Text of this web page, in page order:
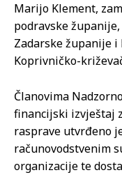
Marijo Klement,
podravske
Zadarske županije
Koprivničko-
Članovima
financijski izvještaj
rasprave utvrđeno
računovodstvenim
organizacije te